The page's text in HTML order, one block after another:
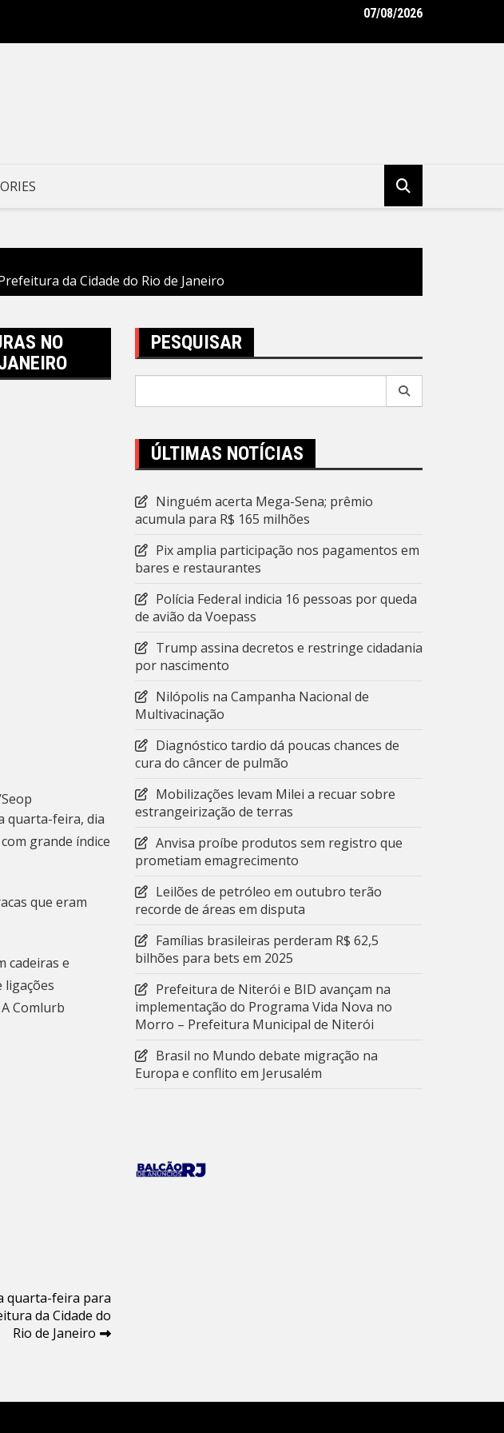
Prefeitura de Niterói e BID avançam na implementação do Programa
07/08/2026
da Cidade do Rio de Janeiro
NO
quarta-feira, dia
grande índice
que eram
cadeiras e
ligações
Comlurb
quarta-feira para
da Cidade do
Rio de Janeiro
PESQUISAR
ÚLTIMAS NOTÍCIAS
Ninguém acerta Mega-Sena; prêmio
acumula para R$ 165 milhões
Pix amplia participação nos pagamentos em
bares e restaurantes
Polícia Federal indicia 16 pessoas por queda
de avião da Voepass
Trump assina decretos e restringe cidadania
por nascimento
Nilópolis na Campanha Nacional de
Multivacinação
Diagnóstico tardio dá poucas chances de
cura do câncer de pulmão
Mobilizações levam Milei a recuar sobre
estrangeirização de terras
Anvisa proíbe produtos sem registro que
prometiam emagrecimento
Leilões de petróleo em outubro terão
recorde de áreas em disputa
Famílias brasileiras perderam R$ 62,5
bilhões para bets em 2025
Prefeitura de Niterói e BID avançam na
implementação do Programa Vida Nova no
Morro – Prefeitura Municipal de Niterói
Brasil no Mundo debate migração na
Europa e conflito em Jerusalém